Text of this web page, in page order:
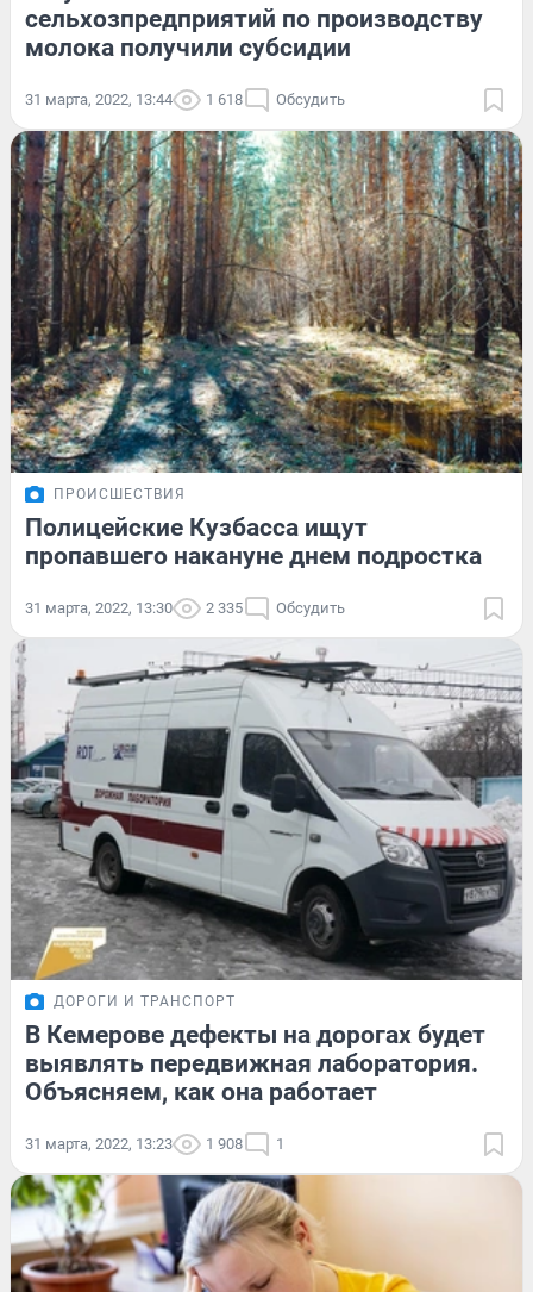
сельхозпредприятий по производству
молока получили субсидии
31 марта, 2022, 13:44 1 618 Обсудить
ПРОИСШЕСТВИЯ
Полицейские Кузбасса ищут
пропавшего накануне днем подростка
31 марта, 2022, 13:30 2 335 Обсудить
ДОРОГИ И ТРАНСПОРТ
В Кемерове дефекты на дорогах будет
выявлять передвижная лаборатория.
Объясняем, как она работает
31 марта, 2022, 13:23 1 908 1